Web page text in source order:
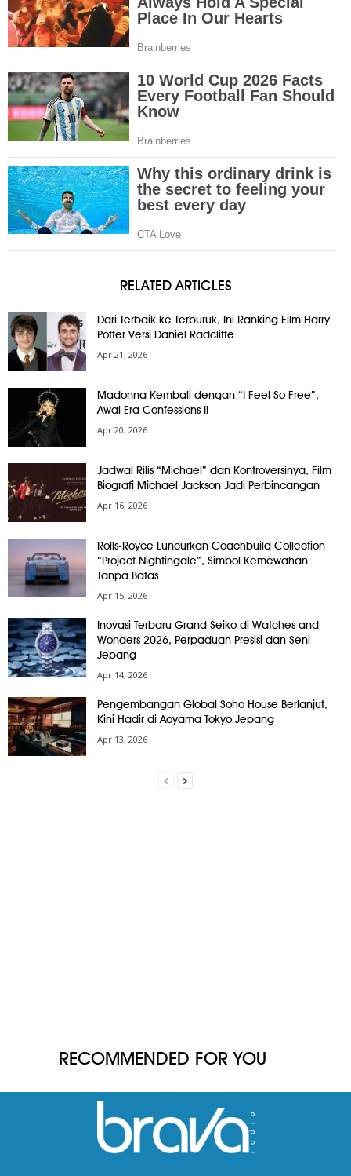
RELATED ARTICLES
Dari Terbaik ke Terburuk, Ini Ranking Film Harry
Potter Versi Daniel Radcliffe
Apr 21, 2026
Madonna Kembali dengan “I Feel So Free”,
Awal Era Confessions II
Apr 20, 2026
Jadwal Rilis “Michael” dan Kontroversinya, Film
Biografi Michael Jackson Jadi Perbincangan
Apr 16, 2026
Rolls-Royce Luncurkan Coachbuild Collection
“Project Nightingale”, Simbol Kemewahan
Tanpa Batas
Apr 15, 2026
Inovasi Terbaru Grand Seiko di Watches and
Wonders 2026, Perpaduan Presisi dan Seni
Jepang
Apr 14, 2026
Pengembangan Global Soho House Berlanjut,
Kini Hadir di Aoyama Tokyo Jepang
Apr 13, 2026
RECOMMENDED FOR YOU